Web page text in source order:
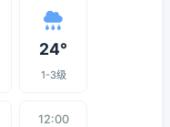
24°
1-3级
12:00